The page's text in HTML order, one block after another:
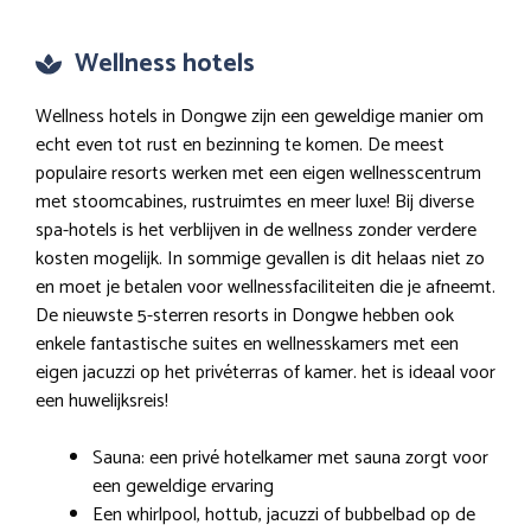
Wellness hotels
Wellness hotels in Dongwe zijn een geweldige manier om
echt even tot rust en bezinning te komen. De meest
populaire resorts werken met een eigen wellnesscentrum
met stoomcabines, rustruimtes en meer luxe! Bij diverse
spa-hotels is het verblijven in de wellness zonder verdere
kosten mogelijk. In sommige gevallen is dit helaas niet zo
en moet je betalen voor wellnessfaciliteiten die je afneemt.
De nieuwste 5-sterren resorts in Dongwe hebben ook
enkele fantastische suites en wellnesskamers met een
eigen jacuzzi op het privéterras of kamer. het is ideaal voor
een huwelijksreis!
Sauna: een privé hotelkamer met sauna zorgt voor
een geweldige ervaring
Een whirlpool, hottub, jacuzzi of bubbelbad op de